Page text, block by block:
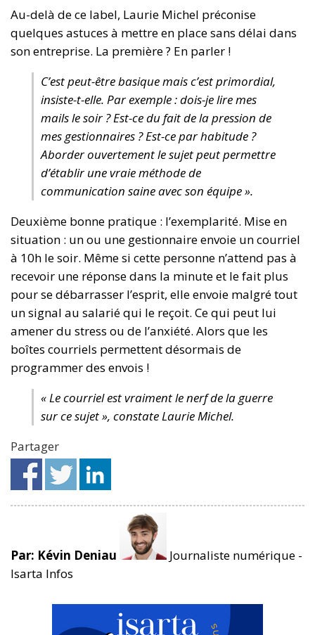
Au-delà de ce label, Laurie Michel préconise
quelques astuces à mettre en place sans délai dans
son entreprise. La première ? En parler !
C’est peut-être basique mais c’est primordial,
insiste-t-elle. Par exemple : dois-je lire mes
mails le soir ? Est-ce du fait de la pression de
mes gestionnaires ? Est-ce par habitude ?
Aborder ouvertement le sujet peut permettre
d’établir une vraie méthode de
communication saine avec son équipe ».
Deuxième bonne pratique : l’exemplarité. Mise en
situation : un ou une gestionnaire envoie un courriel
à 10h le soir. Même si cette personne n’attend pas à
recevoir une réponse dans la minute et le fait plus
pour se débarrasser l’esprit, elle envoie malgré tout
un signal au salarié qui le reçoit. Ce qui peut lui
amener du stress ou de l’anxiété. Alors que les
boîtes courriels permettent désormais de
programmer des envois !
« Le courriel est vraiment le nerf de la guerre
sur ce sujet », constate Laurie Michel.
Partager
Par: Kévin Deniau
Journaliste numérique -
Isarta Infos